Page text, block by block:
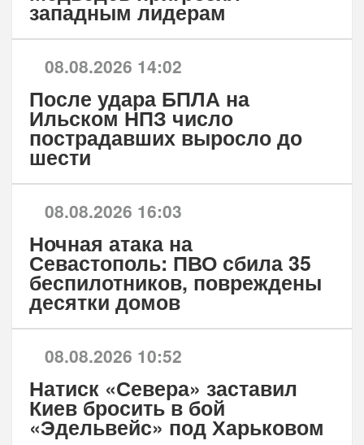
западным лидерам
08.08.2026 14:02
После удара БПЛА на
Ильском НПЗ число
пострадавших выросло до
шести
08.08.2026 16:03
Ночная атака на
Севастополь: ПВО сбила 35
беспилотников, повреждены
десятки домов
08.08.2026 10:52
Натиск «Севера» заставил
Киев бросить в бой
«Эдельвейс» под Харьковом